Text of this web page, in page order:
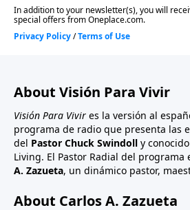
About Visión Para Vivir
Visión Para Vivir es la versión al
programa de radio que presenta las
del Pastor Chuck Swindoll y
Living. El Pastor Radial del programa
A. Zazueta, un dinámico pastor,
About Carlos A. Zazueta